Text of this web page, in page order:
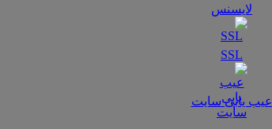
لایسنس
SSL
عیب یابی سایت